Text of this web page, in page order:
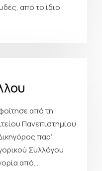
από το ίδιο
από τη
Πανεπιστημίου
παρ’
Συλλόγου
από...